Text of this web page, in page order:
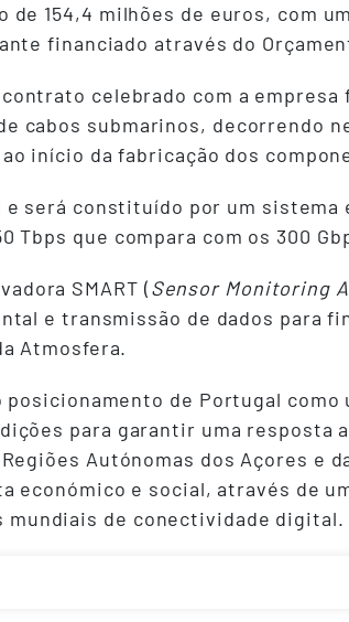
154,4 milhões de euros, com
financiado através do
celebrado com a empresa
cabos submarinos, decorrendo
início da fabricação dos
e será constituído por um sistema
que compara com os 300
SMART (Sensor Monitoring
e transmissão de dados para
Atmosfera.
de Portugal como
para garantir uma resposta
Autónomas dos Açores e
e social, através de
mundiais de conectividade digital.